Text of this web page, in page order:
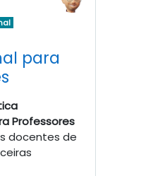
para
Professores
docentes de